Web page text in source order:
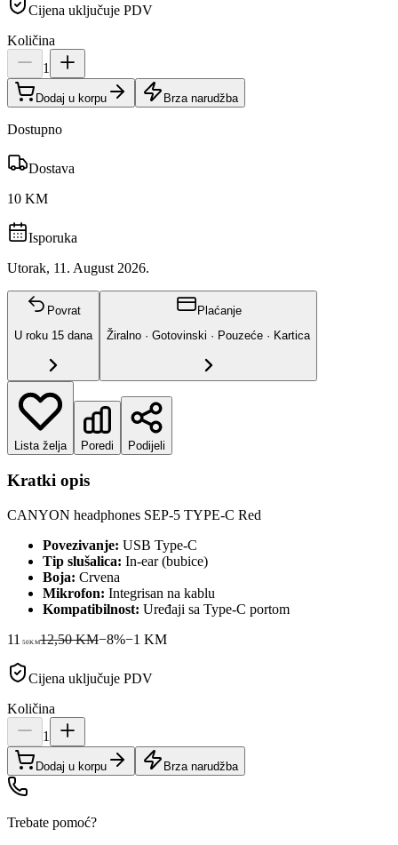
Cijena uključuje PDV
Količina
1
Dodaj u korpu Brza narudžba
Dostupno
Dostava
10 KM
Isporuka
Utorak, 11. August 2026.
Povrat
U roku 15 dana
Plaćanje
Žiralno · Gotovinski · Pouzeće · Kartica
Lista želja Poredi Podijeli
Kratki opis
CANYON headphones SEP-5 TYPE-C Red
Povezivanje: USB Type-C
Tip slušalica: In-ear (bubice)
Boja: Crvena
Mikrofon: Integrisan na kablu
Kompatibilnost: Uređaji sa Type-C portom
11
50KM12,50 KM−8%−1 KM
Cijena uključuje PDV
Količina
1
Dodaj u korpu Brza narudžba
Trebate pomoć?